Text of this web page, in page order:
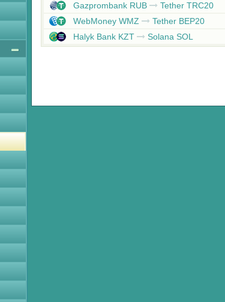
Gazprombank RUB
Tether TRC20
WebMoney WMZ
Tether BEP20
Halyk Bank KZT
Solana SOL